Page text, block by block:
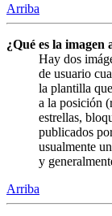
Arriba
¿Qué es la
Hay dos
de usuario
la plantilla
a la posición
estrellas,
publicados
usualmente
y
Arriba